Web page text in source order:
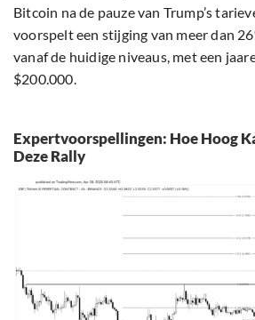
Bitcoin na de pauze van Trump’s
voorspelt een stijging van meer dan
vanaf de huidige niveaus, met een
$200.000.
Expertvoorspellingen: Hoe Hoog
Deze Rally